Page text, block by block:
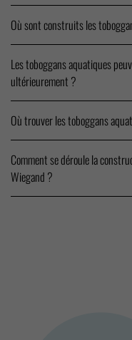
Où sont construits les
Les toboggans aquatiques
ultérieurement ?
Où trouver les toboggans
Comment se déroule la
Wiegand ?